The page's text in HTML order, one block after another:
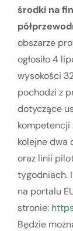
środki na
obszarze
ogłosiło 4
wysokości
pochodzi z
dotyczące
kompetencji
kolejne dwa
oraz linii
tygodniach.
na portalu
stronie:
Będzie